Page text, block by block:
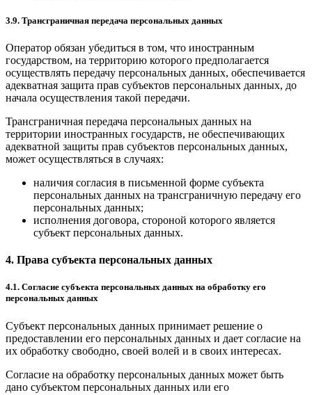
3.9. Трансграничная передача персональных данных
Оператор обязан убедиться в том, что иностранным
государством, на территорию которого предполагается
осуществлять передачу персональных данных, обеспечивается
адекватная защита прав субъектов персональных данных, до
начала осуществления такой передачи.
Трансграничная передача персональных данных на
территории иностранных государств, не обеспечивающих
адекватной защиты прав субъектов персональных данных,
может осуществляться в случаях:
наличия согласия в письменной форме субъекта
персональных данных на трансграничную передачу его
персональных данных;
исполнения договора, стороной которого является
субъект персональных данных.
4. Права субъекта персональных данных
4.1. Согласие субъекта персональных данных на обработку его
персональных данных
Субъект персональных данных принимает решение о
предоставлении его персональных данных и дает согласие на
их обработку свободно, своей волей и в своих интересах.
Согласие на обработку персональных данных может быть
дано субъектом персональных данных или его